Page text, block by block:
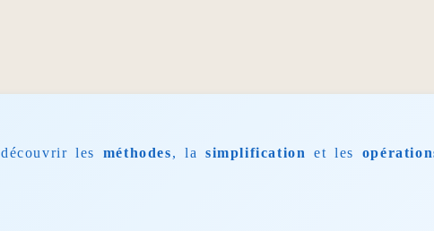
les méthodes, lasimplification et les